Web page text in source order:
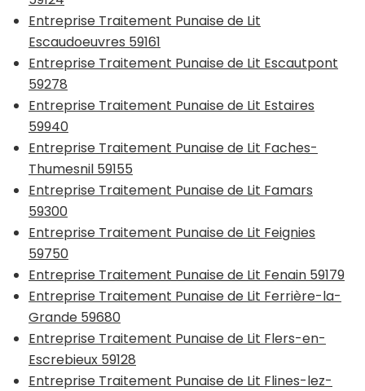
Entreprise Traitement Punaise de Lit
Escaudoeuvres 59161
Entreprise Traitement Punaise de Lit Escautpont
59278
Entreprise Traitement Punaise de Lit Estaires
59940
Entreprise Traitement Punaise de Lit Faches-
Thumesnil 59155
Entreprise Traitement Punaise de Lit Famars
59300
Entreprise Traitement Punaise de Lit Feignies
59750
Entreprise Traitement Punaise de Lit Fenain 59179
Entreprise Traitement Punaise de Lit Ferrière-la-
Grande 59680
Entreprise Traitement Punaise de Lit Flers-en-
Escrebieux 59128
Entreprise Traitement Punaise de Lit Flines-lez-